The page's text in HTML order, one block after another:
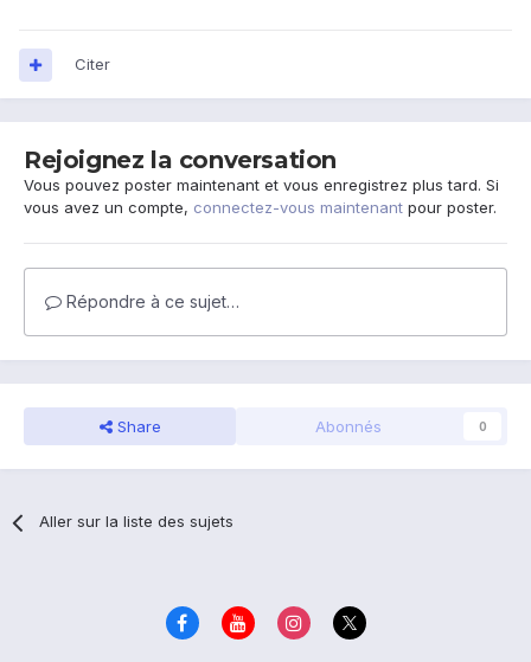
Citer
Rejoignez la conversation
Vous pouvez poster maintenant et vous enregistrez plus tard. Si
vous avez un compte, connectez-vous maintenant pour poster.
Répondre à ce sujet…
Share Abonnés 0
Aller sur la liste des sujets